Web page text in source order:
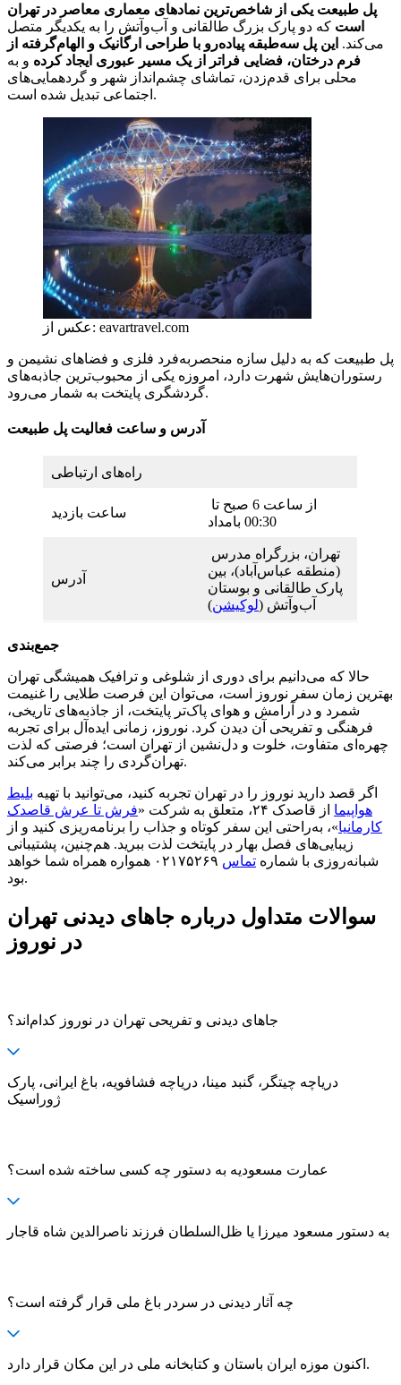
پل طبیعت یکی از شاخص‌ترین نمادهای معماری معاصر در تهران
است که دو پارک بزرگ طالقانی و آب‌وآتش را به یکدیگر متصل
می‌کند. این پل سه‌طبقه پیاده‌رو با طراحی ارگانیک و الهام‌گرفته از
فرم درختان، فضایی فراتر از یک مسیر عبوری ایجاد کرده و به
محلی برای قدم‌زدن، تماشای چشم‌انداز شهر و گردهمایی‌های
اجتماعی تبدیل شده است.
عکس از: eavartravel.com
پل طبیعت که به دلیل سازه منحصر‌به‌فرد فلزی و فضاهای نشیمن و
رستوران‌هایش شهرت دارد، امروزه یکی از محبوب‌ترین جاذبه‌های
گردشگری پایتخت به شمار می‌رود.
آدرس و ساعت فعالیت پل طبیعت
راه‌های ارتباطی
ساعت بازدید
00:30 بامداد
آدرس
(منطقه عباس‌آباد)، بین
پارک طالقانی و بوستان
آب‌وآتش (لوکیشن)
جمع‌بندی
حالا که می‌دانیم برای دوری از شلوغی و ترافیک همیشگی تهران
بهترین زمان سفر نوروز است، می‌توان این فرصت طلایی را غنیمت
شمرد و در آرامش و هوای پاک‌تر پایتخت، از جاذبه‌های تاریخی،
فرهنگی و تفریحی آن دیدن کرد. نوروز، زمانی ایده‌آل برای تجربه
چهره‌ای متفاوت، خلوت و دل‌نشین از تهران است؛ فرصتی که لذت
تهران‌گردی را چند برابر می‌کند.
اگر قصد دارید نوروز را در تهران تجربه کنید، می‌توانید با تهیه بلیط
هواپیما از قاصدک ۲۴، متعلق به شرکت «
فرش تا عرش قاصدک
کارمانیا»، به‌راحتی این سفر کوتاه و جذاب را برنامه‌ریزی کنید و از
زیبایی‌های فصل بهار در پایتخت لذت ببرید. هم‌چنین، پشتیبانی
شبانه‌روزی با شماره تماس
۰۲۱۷۵۲۶۹ همواره همراه شما خواهد
بود.
سوالات متداول درباره جاهای دیدنی تهران
در نوروز
جاهای دیدنی و تفریحی تهران در نوروز کدام‌اند؟
دریاچه چیتگر، گنبد مینا، دریاچه فشافویه، باغ ایرانی، پارک
ژوراسیک
عمارت مسعودیه به دستور چه کسی ساخته شده است؟
به دستور مسعود میرزا یا ظل‌السلطان فرزند ناصرالدین شاه قاجار
چه آثار دیدنی در سردر باغ ملی قرار گرفته است؟
اکنون موزه ایران باستان و کتابخانه ملی در این مکان قرار دارد.